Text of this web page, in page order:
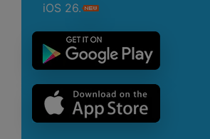
iOS 26.